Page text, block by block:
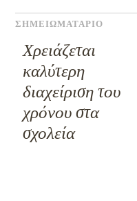
ΣΗΜΕΙΩΜΑΤΑΡΙΟ
Χρειάζεται
καλύτερη
διαχείριση του
χρόνου στα
σχολεία